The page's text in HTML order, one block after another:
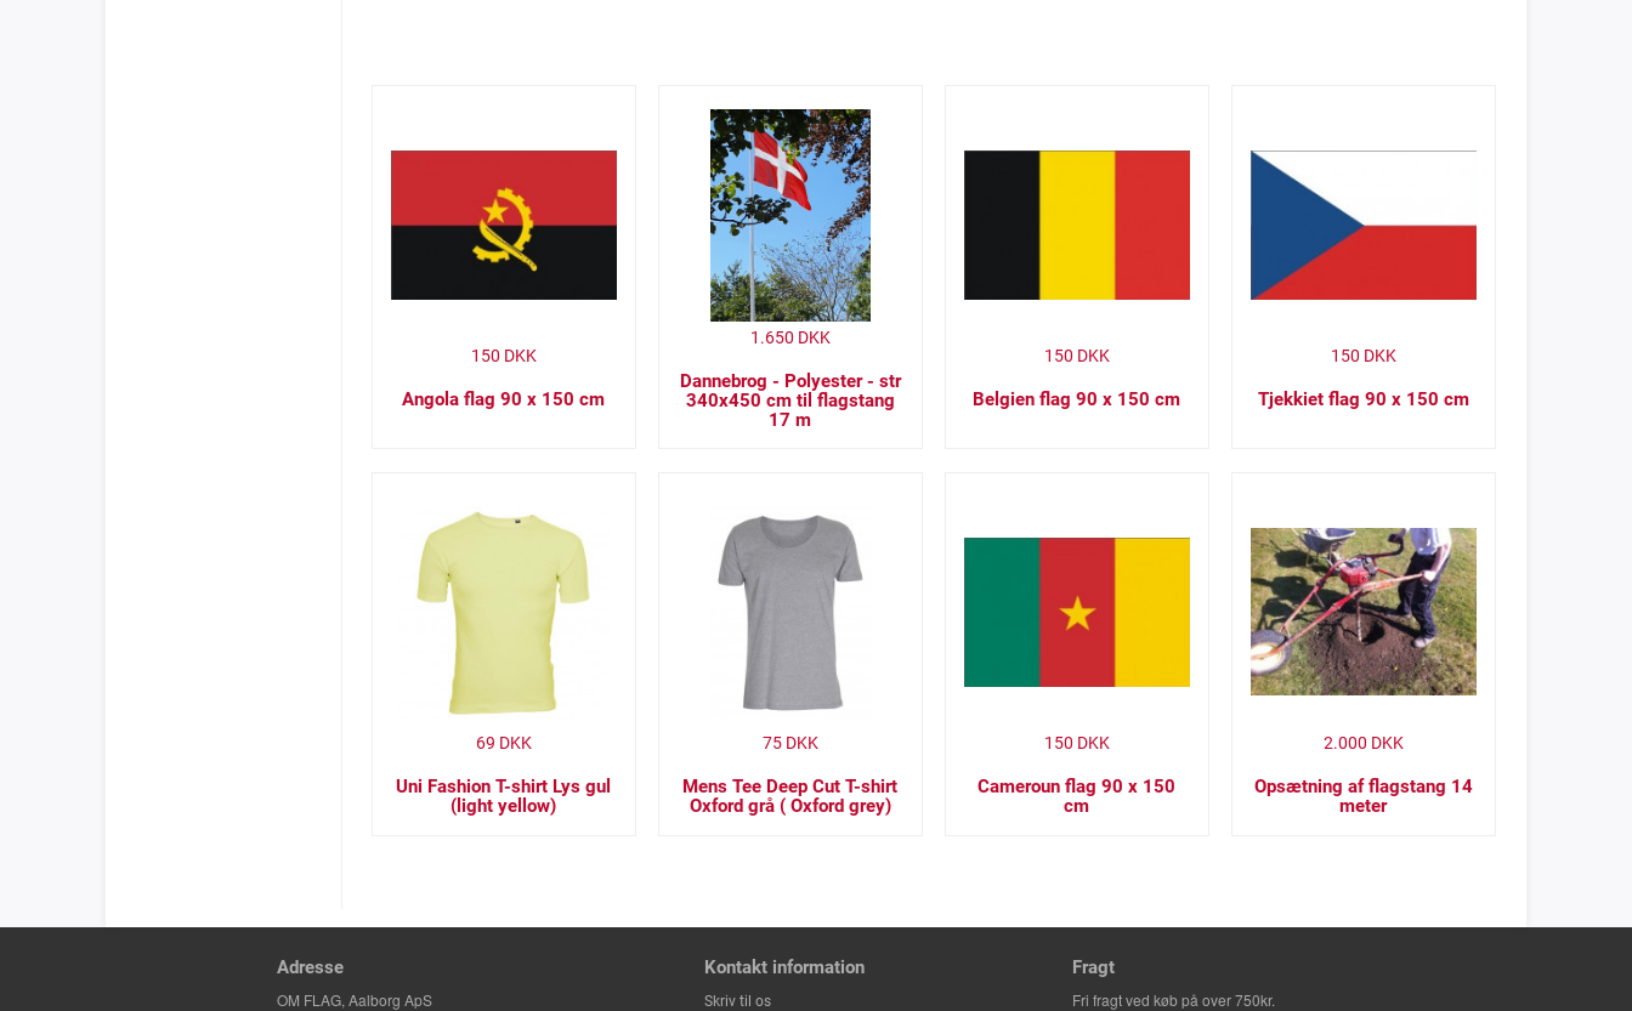
Angola flag 90 x 150 cm
150 DKK
Dannebrog - Polyester - str
340x450 cm til flagstang
17 m
1.650 DKK
Belgien flag 90 x 150 cm
150 DKK
Tjekkiet flag 90 x 150 cm
150 DKK
Uni Fashion T-shirt Lys gul
(light yellow)
69 DKK
Mens Tee Deep Cut T-shirt
Oxford grå ( Oxford grey)
75DKK
Cameroun flag 90 x 150
cm
150 DKK
Opsætning af flagstang 14
meter
2.000 DKK
Adresse
OM FLAG, Aalborg ApS
Kontakt information
Skriv til os
Fragt
Fri fragt ved køb på over 750kr.